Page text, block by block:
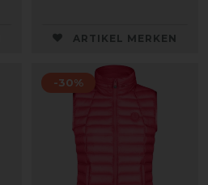
ARTIKEL MERKEN
-30%